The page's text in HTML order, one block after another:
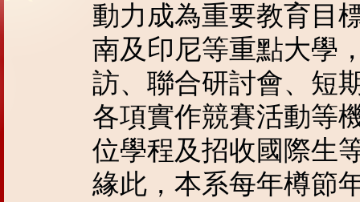
動力成為重要教育目
南及印尼等重點大學
訪、聯合研討會、短
各項實作競賽活動等
位學程及招收國際生
緣此，本系每年樽節